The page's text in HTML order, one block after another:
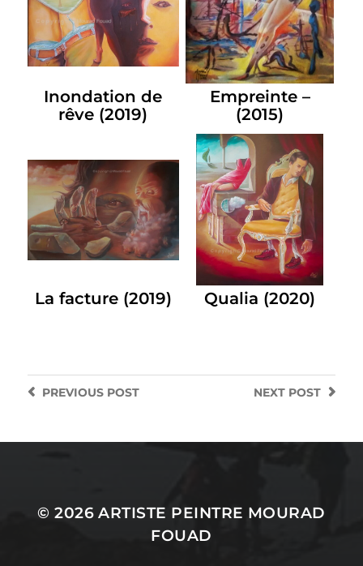
Inondation de
rêve (2019)
Empreinte –
(2015)
La facture (2019) Qualia (2020)
NEXT POST
PREVIOUSPOST
© 2026ARTISTE PEINTRE MOURAD
FOUAD